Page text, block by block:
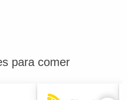
para comer